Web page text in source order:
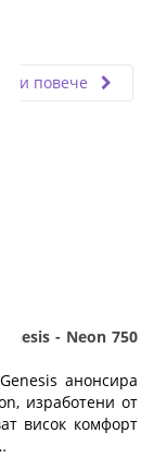
повече
- Neon 750
анонсира
изработени от
висок комфорт